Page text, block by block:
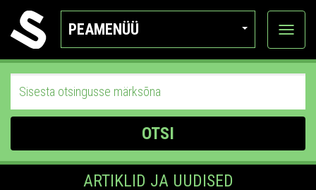
PEAMENÜÜ
Ava
OTSI
ARTIKLID JA UUDISED